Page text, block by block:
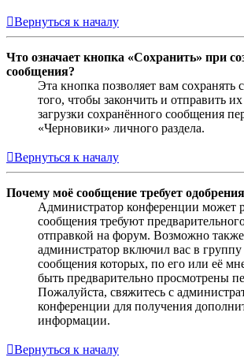
Вернуться к началу
Что означает кнопка «Сохранить» при
сообщения?
Эта кнопка позволяет вам сохранять
того, чтобы закончить и отправить
загрузки сохранённого сообщения
«Черновики» личного раздела.
Вернуться к началу
Почему моё сообщение требует
Администратор конференции может
сообщения требуют
отправкой на форум. Возможно
администратор включил вас в группу
сообщения которых, по его или её
быть предварительно просмотрены
Пожалуйста, свяжитесь с
конференции для получения
информации.
Вернуться к началу